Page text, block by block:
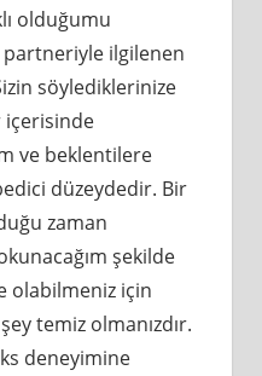
olduğumu
ilgilenen
söylediklerinize
içerisinde
ve beklentilere
düzeydedir. Bir
zaman
şekilde
olabilmeniz için
temiz olmanızdır.
deneyimine